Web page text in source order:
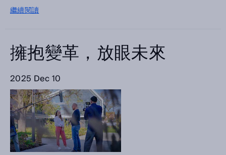
繼續閱讀
擁抱變革，放眼未來
2025 Dec 10